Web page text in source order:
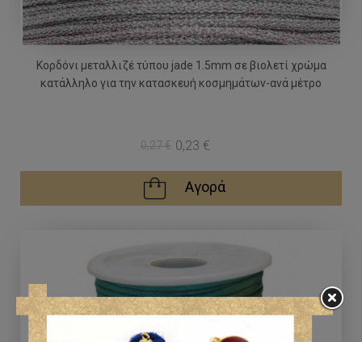
Κορδόνι μεταλλιζέ τύπου jade 1.5mm σε βιολετί χρώμα
κατάλληλο για την κατασκευή κοσμημάτων-ανά μέτρο
0,27 € 0,23 €
Αγορά